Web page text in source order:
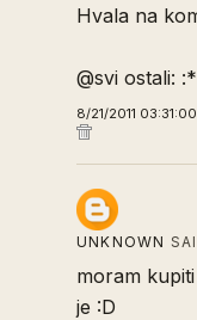
Hvala na
@svi ostali: :*
8/21/2011
UNKNOWN
moram
je :D